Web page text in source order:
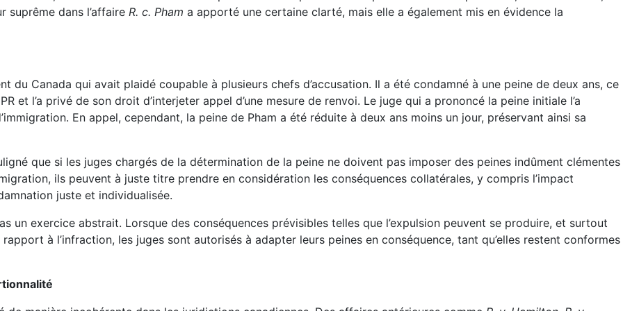
suprême dans l’affaire R. c. Pham a apporté une certaine clarté, mais elle a également mis en évidence la
du Canada qui avait plaidé coupable à plusieurs chefs d’accusation. Il a été condamné à une peine de deux ans, ce
et l’a privé de son droit d’interjeter appel d’une mesure de renvoi. Le juge qui a prononcé la peine initiale l’a
En appel, cependant, la peine de Pham a été réduite à deux ans moins un jour, préservant ainsi sa
que si les juges chargés de la détermination de la peine ne doivent pas imposer des peines indûment clémentes
ils peuvent à juste titre prendre en considération les conséquences collatérales, y compris l’impact
juste et individualisée.
un exercice abstrait. Lorsque des conséquences prévisibles telles que l’expulsion peuvent se produire, et surtout
à l’infraction, les juges sont autorisés à adapter leurs peines en conséquence, tant qu’elles restent conformes